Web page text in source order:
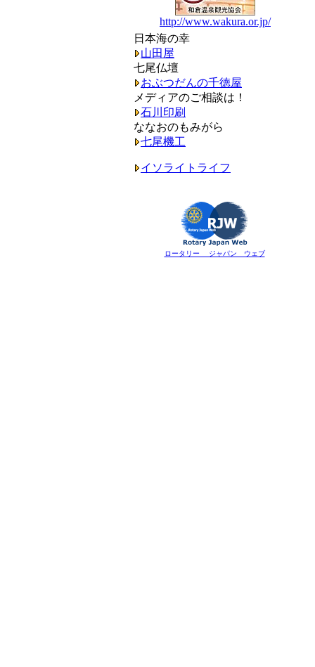
http://www.wakura.or.jp/
日本海の幸
山田屋
七尾仏壇
おぶつだんの千徳屋
メディアのご相談は！
石川印刷
ななおのもみがら
七尾機工
イソライトライフ
ロータリー ジャパン ウェブ